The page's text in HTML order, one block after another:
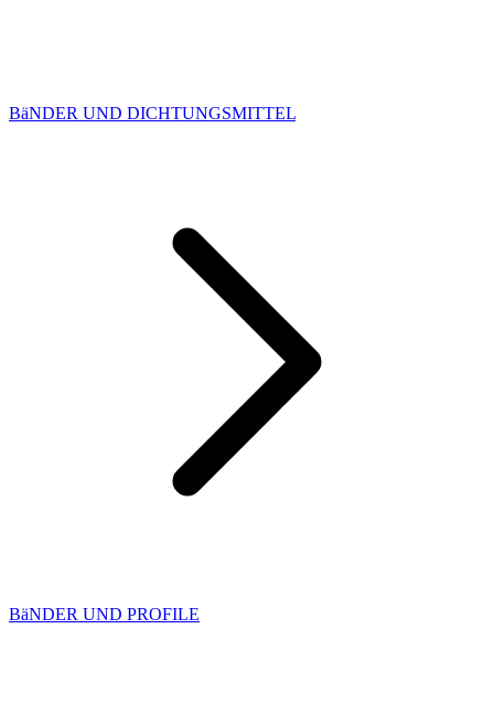
BäNDER UND DICHTUNGSMITTEL
BäNDER UND PROFILE